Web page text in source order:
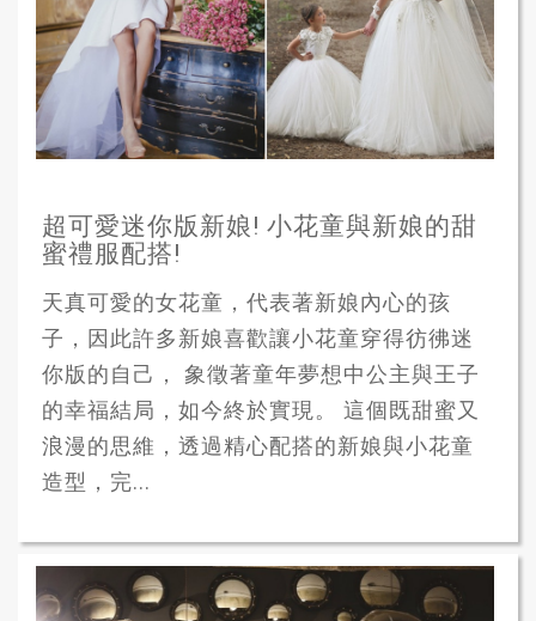
超可愛迷你版新娘! 小花童與新娘的甜
蜜禮服配搭!
天真可愛的女花童，代表著新娘內心的孩
子，因此許多新娘喜歡讓小花童穿得彷彿迷
你版的自己， 象徵著童年夢想中公主與王子
的幸福結局，如今終於實現。 這個既甜蜜又
浪漫的思維，透過精心配搭的新娘與小花童
造型，完...